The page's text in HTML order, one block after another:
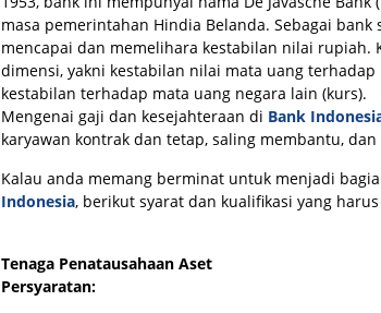
masa pemerintahan Hindia Belanda. Sebagai
mencapai dan memelihara kestabilan nilai
dimensi, yakni kestabilan nilai mata uang
kestabilan terhadap mata uang negara lain (kurs).
Mengenai gaji dan kesejahteraan di Bank
karyawan kontrak dan tetap, saling membantu,
Kalau anda memang berminat untuk menjadi
Indonesia, berikut syarat dan kualifikasi yang
Tenaga Penatausahaan Aset
Persyaratan: